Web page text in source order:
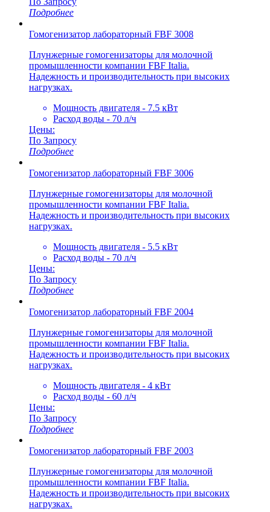
Подробнее
Гомогенизатор лабораторный FBF 3008
Плунжерные гомогенизаторы для молочной
промышленности компании FBF Italia.
Надежность и производительность при высоких
нагрузках.
Мощность двигателя - 7.5 кВт
Расход воды - 70 л/ч
Цены:
По Запросу
Подробнее
Гомогенизатор лабораторный FBF 3006
Плунжерные гомогенизаторы для молочной
промышленности компании FBF Italia.
Надежность и производительность при высоких
нагрузках.
Мощность двигателя - 5.5 кВт
Расход воды - 70 л/ч
Цены:
По Запросу
Подробнее
Гомогенизатор лабораторный FBF 2004
Плунжерные гомогенизаторы для молочной
промышленности компании FBF Italia.
Надежность и производительность при высоких
нагрузках.
Мощность двигателя - 4 кВт
Расход воды - 60 л/ч
Цены:
По Запросу
Подробнее
Гомогенизатор лабораторный FBF 2003
Плунжерные гомогенизаторы для молочной
промышленности компании FBF Italia.
Надежность и производительность при высоких
нагрузках.